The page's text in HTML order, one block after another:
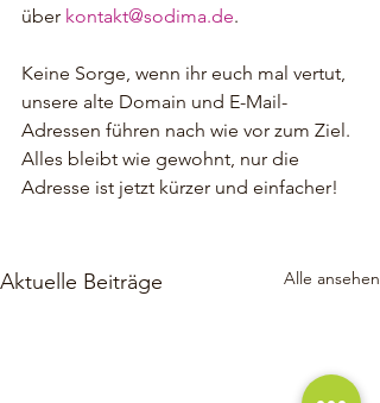
über kontakt@sodima.de.
Keine Sorge, wenn ihr euch mal vertut,
unsere alte Domain und E-Mail-
Adressen führen nach wie vor zum Ziel.
Alles bleibt wie gewohnt, nur die
Adresse ist jetzt kürzer und einfacher!
Aktuelle Beiträge Alle ansehen